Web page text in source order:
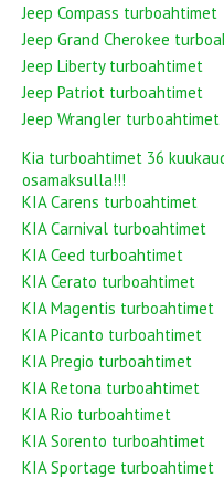
Jeep Compass turboahtimet
Jeep Grand Cherokee
Jeep Liberty turboahtimet
Jeep Patriot turboahtimet
Jeep Wrangler turboahtimet
Kia turboahtimet 36
osamaksulla!!!
KIA Carens turboahtimet
KIA Carnival turboahtimet
KIA Ceed turboahtimet
KIA Cerato turboahtimet
KIA Magentis turboahtimet
KIA Picanto turboahtimet
KIA Pregio turboahtimet
KIA Retona turboahtimet
KIA Rio turboahtimet
KIA Sorento turboahtimet
KIA Sportage turboahtimet